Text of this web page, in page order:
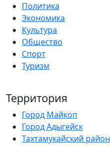
Политика
Экономика
Культура
Общество
Спорт
Туризм
Территория
Город Майкоп
Город Адыгейск
Тахтамукайский район